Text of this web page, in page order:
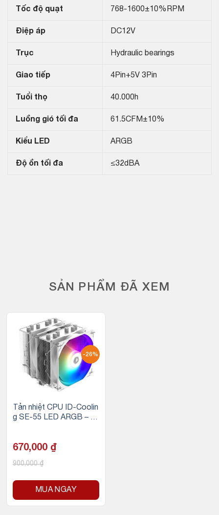
Tốc độ quạt 768-1600±10%RPM
Điệp áp DC12V
Trục Hydraulic bearings
Giao tiếp 4Pin+5V 3Pin
Tuổi thọ 40.000h
Luồng gió tối đa 61.5CFM±10%
Kiểu LED ARGB
Độ ồn tối đa ≤32dBA
SẢN PHẨM ĐÃ XEM
-26%
Tản nhiệt CPU ID-Coolin
g SE-55 LED ARGB – S
670,000 ₫
900,000₫
MUA NGAY